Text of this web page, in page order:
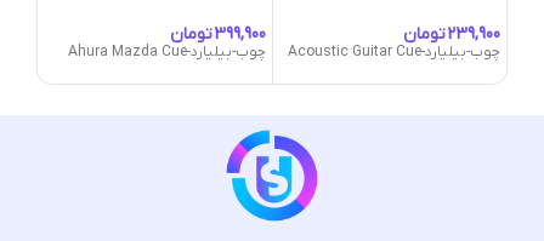
تومان
چوب-بیلیارد-Acoustic Guitar Cue
تومان
چوب-بیلیارد-Ahura Mazda Cue